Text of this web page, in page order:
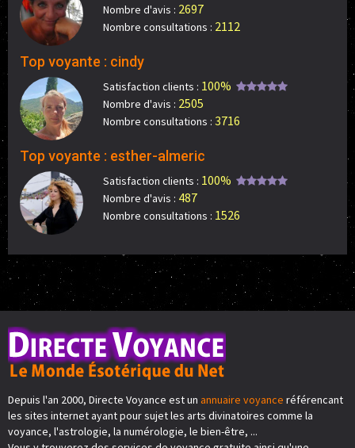
Nombre d'avis : 2697
Nombre consultations : 2112
Top voyante : cindy
Satisfaction clients : 100%
Nombre d'avis : 2505
Nombre consultations : 3716
Top voyante : esther-almeric
Satisfaction clients : 100%
Nombre d'avis : 487
Nombre consultations : 1526
Depuis l'an 2000, Directe Voyance est un annuaire voyance référencant
les sites internet ayant pour sujet les arts divinatoires comme la
voyance, l'astrologie, la numérologie, le bien-être, ...